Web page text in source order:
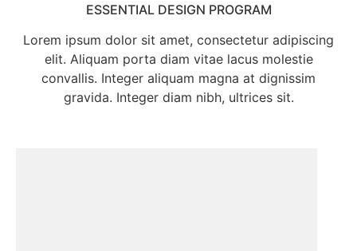
ESSENTIAL DESIGN PROGRAM
Lorem ipsum dolor sit amet, consectetur adipiscing
elit. Aliquam porta diam vitae lacus molestie
convallis. Integer aliquam magna at dignissim
gravida. Integer diam nibh, ultrices sit.